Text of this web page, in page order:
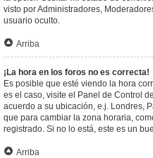
visto por Administradores,
usuario oculto.
Arriba
¡La hora en los foros no es correcta!
Es posible que esté viendo la hora
es el caso, visite el Panel de Control
acuerdo a su ubicación, e.j. Londres,
que para cambiar la zona horaria,
registrado. Si no lo está, este es un
Arriba